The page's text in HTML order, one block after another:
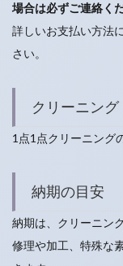
場合は必ずご連絡くだ
詳しいお支払い方法
さい。
クリーニング
1点1点クリーニング
納期の目安
納期は、クリーニン
修理や加工、特殊な